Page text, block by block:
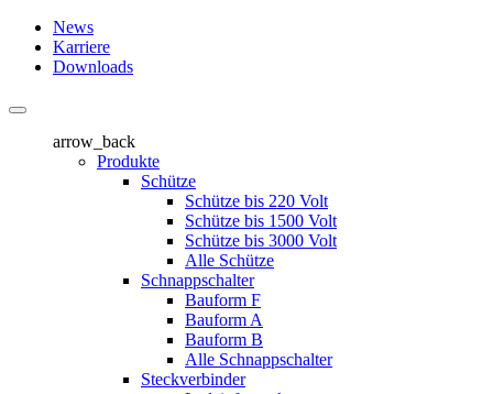
News
Karriere
Downloads
arrow_back
Produkte
Schütze
Schütze bis 220 Volt
Schütze bis 1500 Volt
Schütze bis 3000 Volt
Alle Schütze
Schnappschalter
Bauform F
Bauform A
Bauform B
Alle Schnappschalter
Steckverbinder